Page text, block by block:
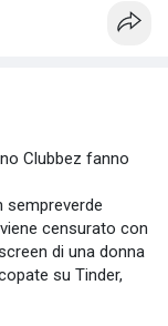
Clubbez fanno
sempreverde
censurato con
di una donna
su Tinder,